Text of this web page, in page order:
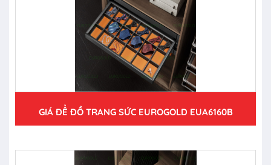
GIÁ ĐỂ ĐỒ TRANG SỨC EUROGOLD EUA6160B